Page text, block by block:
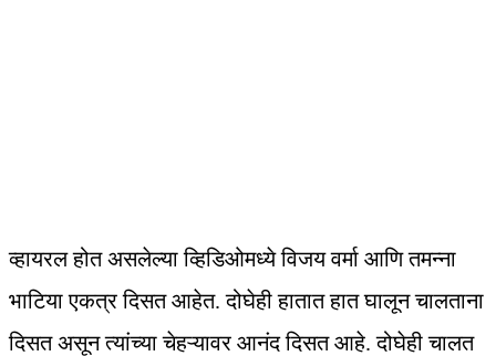
व्हायरल होत असलेल्या व्हिडिओमध्ये विजय वर्मा आणि तमन्ना
भाटिया एकत्र दिसत आहेत. दोघेही हातात हात घालून चालताना
दिसत असून त्यांच्या चेहऱ्यावर आनंद दिसत आहे. दोघेही चालत